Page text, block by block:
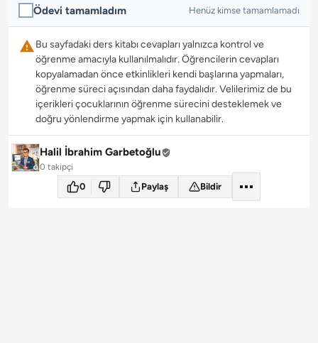
Ödevi tamamladım Henüz kimse tamamlamadı
Bu sayfadaki ders kitabı cevapları yalnızca kontrol ve
öğrenme amacıyla kullanılmalıdır. Öğrencilerin cevapları
kopyalamadan önce etkinlikleri kendi başlarına yapmaları,
öğrenme süreci açısından daha faydalıdır. Velilerimiz de bu
içerikleri çocuklarının öğrenme sürecini desteklemek ve
doğru yönlendirme yapmak için kullanabilir.
Halil İbrahim Garbetoğlu
0 takipçi
0 Paylaş Bildir